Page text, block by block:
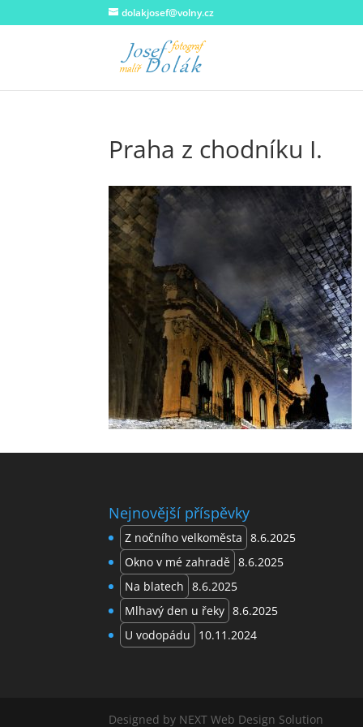
dolakjosef@volny.cz
Praha z chodníku I.
Nejnovější příspěvky
Z nočního velkoměsta
8.6.2025
Okno v mé zahradě 8.6.2025
Na blatech
8.6.2025
Mlhavý den u řeky 8.6.2025
U vodopádu
10.11.2024
Designed by NEXT Web Design Solution